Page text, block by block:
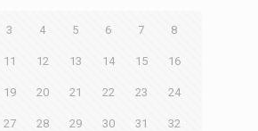
3 4 5 6 7 8
11 12 13 14 15 16
19 20 21 22 23 24
27 28 29 30 31 32